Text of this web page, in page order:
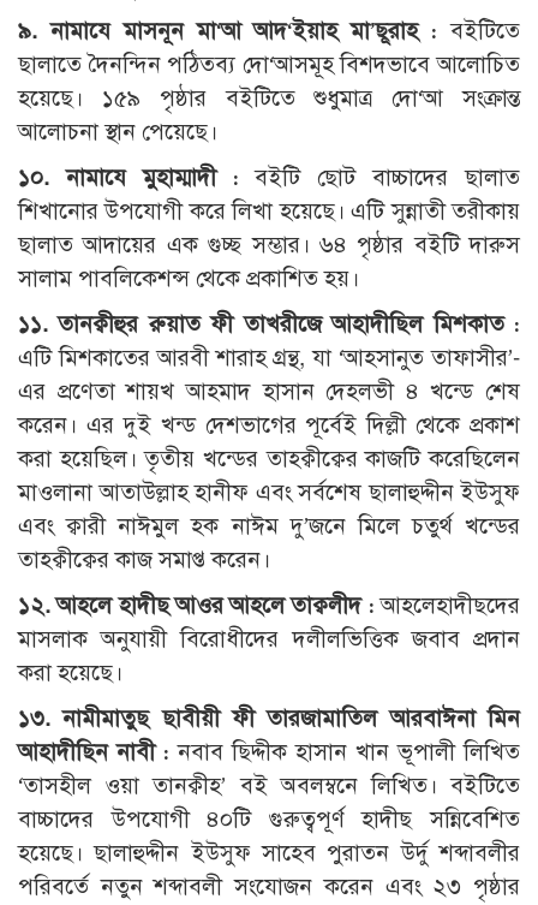
৯. নামাযে মাসনূন মা‘আ আদ‘ইয়াহ মা’ছূরাহ :বইটিতে
ছালাতে দৈনন্দিন পঠিতব্য দো‘আসমূহ বিশদভাবে আলোচিত
হয়েছে। ১৫৯ পৃষ্ঠার বইটিতে শুধুমাত্র দো‘আ সংক্রান্ত
আলোচনা স্থান পেয়েছে।
১০. নামাযে মুহাম্মাদী :বইটি ছোট বাচ্চাদের ছালাত
শিখানোর উপযোগী করে লিখা হয়েছে। এটি সুন্নাতী তরীকায়
ছালাত আদায়ের এক গুচ্ছ সম্ভার। ৬৪ পৃষ্ঠার বইটি দারুস
সালাম পাবলিকেশন্স থেকে প্রকাশিত হয়।
১১. তানক্বীহুর রুয়াত ফী তাখরীজে আহাদীছিল মিশকাত :
এটি মিশকাতের আরবী শারাহ গ্রন্থ, যা ‘আহসানুত তাফাসীর’-
এর প্রণেতা শায়খ আহমাদ হাসান দেহলভী ৪ খন্ডে শেষ
করেন। এর দুই খন্ড দেশভাগের পূর্বেই দিল্লী থেকে প্রকাশ
করা হয়েছিল। তৃতীয় খন্ডের তাহক্বীক্বের কাজটি করেছিলেন
মাওলানা আতাউল্লাহ হানীফ এবং সর্বশেষ ছালাহুদ্দীন ইউসুফ
এবং ক্বারী নাঈমুল হক নাঈম দু’জনে মিলে চতুর্থ খন্ডের
তাহক্বীক্বের কাজ সমাপ্ত করেন।
১২. আহলে হাদীছ আওর আহলে তাক্বলীদ :আহলেহাদীছদের
মাসলাক অনুযায়ী বিরোধীদের দলীলভিত্তিক জবাব প্রদান
করা হয়েছে।
১৩. নামীমাতুছ ছাবীয়ী ফী তারজামাতিল আরবাঈনা মিন
আহাদীছিন নাবী :নবাব ছিদ্দীক হাসান খান ভূপালী লিখিত
‘তাসহীল ওয়া তানক্বীহ’ বই অবলম্বনে লিখিত। বইটিতে
বাচ্চাদের উপযোগী ৪০টি গুরুত্বপূর্ণ হাদীছ সন্নিবেশিত
হয়েছে। ছালাহুদ্দীন ইউসুফ সাহেব পুরাতন উর্দু শব্দাবলীর
পরিবর্তে নতুন শব্দাবলী সংযোজন করেন এবং ২৩ পৃষ্ঠার